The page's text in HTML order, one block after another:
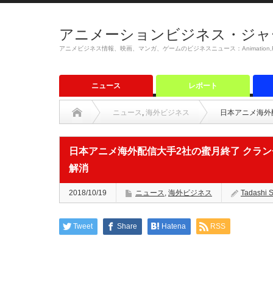
アニメーションビジネス・ジ
アニメビジネス情報、映画、マンガ、ゲームのビジネスニュース：
ニュース レポート
ニュース, 海外ビジネス 日本アニメ海
日本アニメ海外配信大手2社の蜜月終了 クラ
解消
2018/10/19 ニュース, 海外ビジネス Tadashi
Tweet Share Hatena RSS